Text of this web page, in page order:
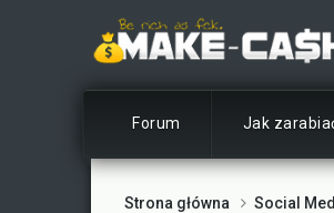
Forum Jak
Strona główna Social